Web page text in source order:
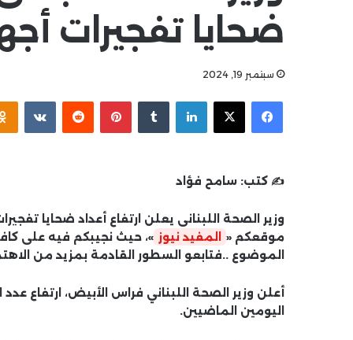
ضحايا تفجيرات أجهزة
سبتمبر 19, 2024
فيسبوك
‫X لينكدإن بينتيريست
✍️ كتب: سامح فؤاد
موقعكم «
المفيد نيوز »، حيث نجيبكم فيه على
الموضوع ..فتابعو السطور القادمة بمزيد من
اليومين الماضيين.